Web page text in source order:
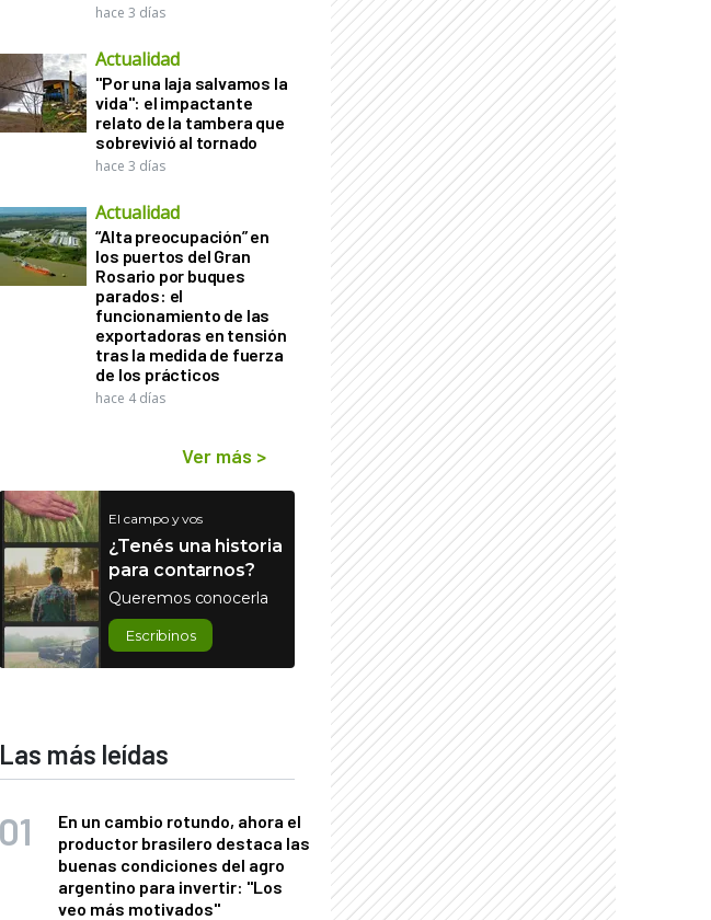
hace 3 días
Actualidad
"Por una laja salvamos la
vida": el impactante
relato de la tambera que
sobrevivió al tornado
hace 3 días
Actualidad
“Alta preocupación” en
los puertos del Gran
Rosario por buques
parados: el
funcionamiento de las
exportadoras en tensión
tras la medida de fuerza
de los prácticos
hace 4 días
Ver más >
El campo y vos
¿Tenés una historia
para contarnos?
Queremos conocerla
Escribinos
Las más leídas
En un cambio rotundo, ahora el
productor brasilero destaca las
buenas condiciones del agro
argentino para invertir: "Los
veo más motivados"